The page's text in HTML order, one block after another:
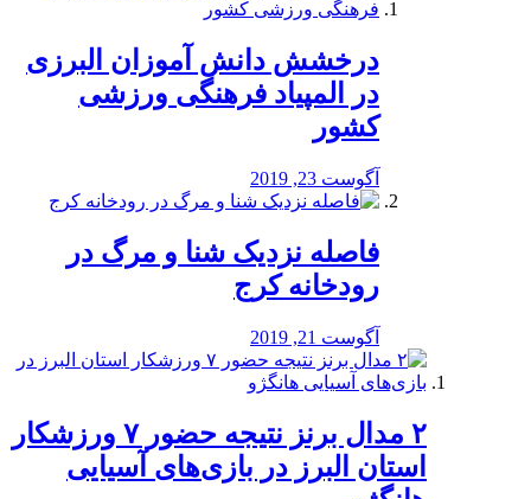
درخشش دانش آموزان البرزی
در المپیاد فرهنگی ورزشی
کشور
آگوست 23, 2019
️فاصله نزدیک شنا و مرگ در
رودخانه کرج
آگوست 21, 2019
۲ مدال برنز نتیجه حضور ۷ ورزشکار
استان البرز در بازی‌های آسیایی